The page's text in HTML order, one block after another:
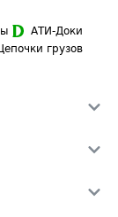
АТИ-Доки
грузов